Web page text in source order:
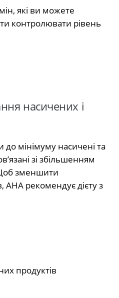
які ви можете
контролювати рівень
насичених і
до мінімуму насичені та
зі збільшенням
зменшити
рекомендує дієту з
продуктів